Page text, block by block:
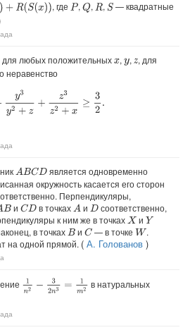
(S( x)) , где P ,Q,R,S — квадратные
для любых положительныхx,y, z, для
неравенство
3y2 2+x
ABCD
является одновременно
окружность касается его сторон
Перпендикуляры,
B иCD в точкахA и D соответственно,
к ним же в точкахX и Y
в точкахB иC — в точкеW .
на одной прямой. ( А. Голованов)
1n2 −3 2n3 =1m2
в натуральных